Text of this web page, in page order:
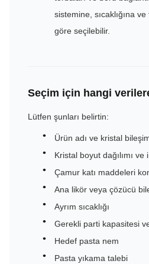
sistemine, sıcaklığına
göre seçilebilir.
Seçim için hangi
Lütfen şunları belirtin:
Ürün adı ve kristal
Kristal boyut dağılımı
Çamur katı maddeleri
Ana likör veya çözücü
Ayrım sıcaklığı
Gerekli parti kapasitesi ve
Hedef pasta nem
Pasta yıkama talebi